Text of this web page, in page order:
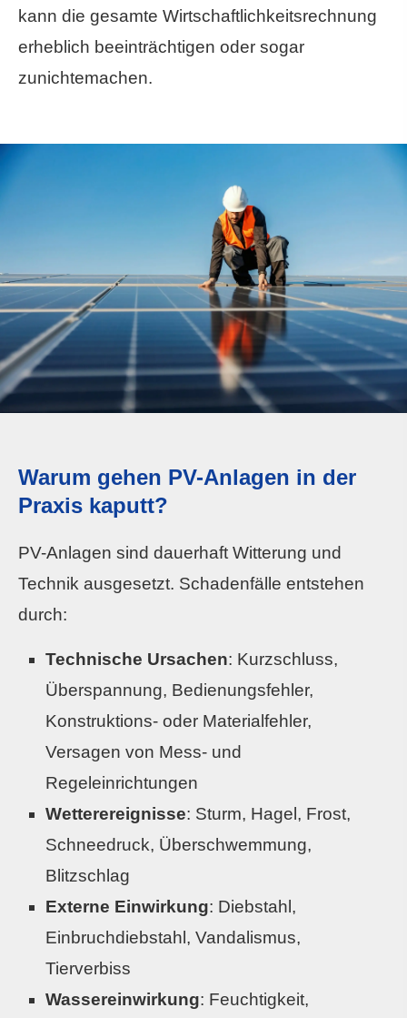
kann die gesamte Wirtschaftlichkeitsrechnung
erheblich beeinträchtigen oder sogar
zunichtemachen.
Warum gehen PV-Anlagen in der
Praxis kaputt?
PV-Anlagen sind dauerhaft Witterung und
Technik ausgesetzt. Schadenfälle entstehen
durch:
Technische Ursachen: Kurzschluss,
Überspannung, Bedienungsfehler,
Konstruktions- oder Materialfehler,
Versagen von Mess- und
Regeleinrichtungen
Wetterereignisse: Sturm, Hagel, Frost,
Schneedruck, Überschwemmung,
Blitzschlag
Externe Einwirkung: Diebstahl,
Einbruchdiebstahl, Vandalismus,
Tierverbiss
Wassereinwirkung: Feuchtigkeit,